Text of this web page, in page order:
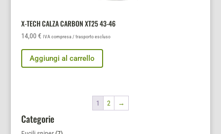
X-TECH CALZA CARBON XT25 43-46
14,00 € IVA compresa / trasporto escluso
Aggiungi al carrello
1 2 →
Categorie